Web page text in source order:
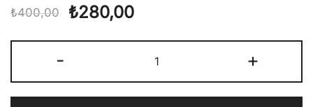
₺400,00
Orijinal
fiyat:
₺280,00Şu
andaki
fiyat:
₺280,00.
-
|
Büyük
+